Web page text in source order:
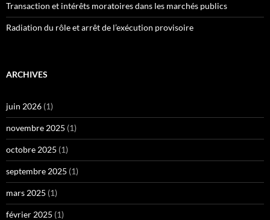
Transaction et intérêts moratoires dans les marchés publics
Radiation du rôle et arrêt de l’exécution provisoire
ARCHIVES
juin 2026 (1)
novembre 2025 (1)
octobre 2025 (1)
septembre 2025 (1)
mars 2025 (1)
février 2025 (1)